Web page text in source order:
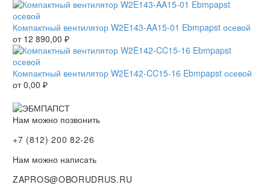
Компактный вентилятор W2E143-AA15-01 Ebmpapst осевой
от 12 890,00 ₽
Компактный вентилятор W2E142-CC15-16 Ebmpapst осевой
от0,00 ₽
Нам можно позвонить
+7 (812) 200 82-26
Нам можно написать
ZAPROS@OBORUDRUS.RU